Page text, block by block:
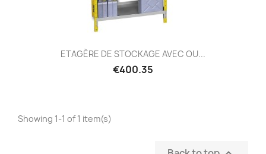
ETAGÈRE DE STOCKAGE AVEC OU...
€400.35
Showing 1-1 of 1 item(s)